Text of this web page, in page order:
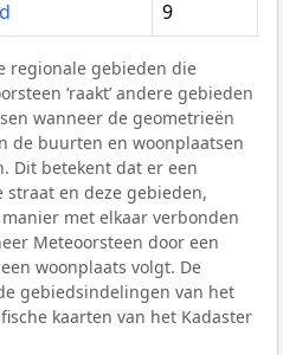
9
regionale gebieden die
‘raakt’ andere gebieden
wanneer de geometrieën
de buurten en woonplaatsen
Dit betekent dat er een
en deze gebieden,
met elkaar verbonden
Meteoorsteen door een
woonplaats volgt. De
gebiedsindelingen van het
kaarten van het Kadaster